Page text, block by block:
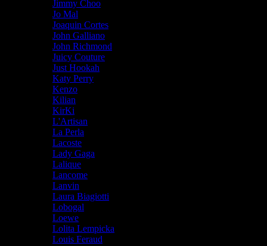
Jimmy Choo
Jo Mal
Joaquin Cortes
John Galliano
John Richmond
Juicy Couture
Just Hookah
Katy Perry
Kenzo
Kilian
KirKi
L'Artisan
La Perla
Lacoste
Lady Gaga
Lalique
Lancome
Lanvin
Laura Biagiotti
Lobogal
Loewe
Lolita Lempicka
Louis Feraud